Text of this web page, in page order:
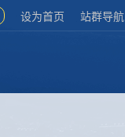
设为首页 站群导航